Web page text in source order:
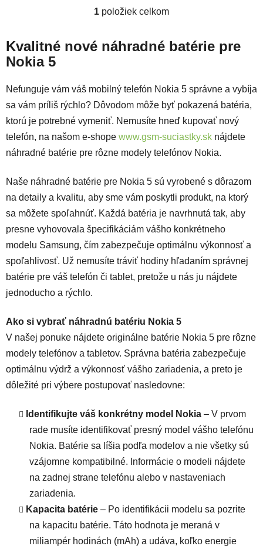
Ovládacie prvky výpisu
1 položiek celkom
Kvalitné nové náhradné batérie pre
Nokia 5
Nefunguje vám váš mobilný telefón Nokia 5 správne a vybíja
sa vám príliš rýchlo? Dôvodom môže byť pokazená batéria,
ktorú je potrebné vymeniť. Nemusíte hneď kupovať nový
telefón, na našom e-shope www.gsm-suciastky.sk nájdete
náhradné batérie pre rôzne modely telefónov Nokia.
Naše náhradné batérie pre Nokia 5 sú vyrobené s dôrazom
na detaily a kvalitu, aby sme vám poskytli produkt, na ktorý
sa môžete spoľahnúť. Každá batéria je navrhnutá tak, aby
presne vyhovovala špecifikáciám vášho konkrétneho
modelu Samsung, čím zabezpečuje optimálnu výkonnosť a
spoľahlivosť. Už nemusíte tráviť hodiny hľadaním správnej
batérie pre váš telefón či tablet, pretože u nás ju nájdete
jednoducho a rýchlo.
Ako si vybrať náhradnú batériu Nokia 5
V našej ponuke nájdete originálne batérie Nokia 5 pre rôzne
modely telefónov a tabletov. Správna batéria zabezpečuje
optimálnu výdrž a výkonnosť vášho zariadenia, a preto je
dôležité pri výbere postupovať nasledovne:
Identifikujte váš konkrétny model Nokia – V prvom
rade musíte identifikovať presný model vášho telefónu
Nokia. Batérie sa líšia podľa modelov a nie všetky sú
vzájomne kompatibilné. Informácie o modeli nájdete
na zadnej strane telefónu alebo v nastaveniach
zariadenia.
Kapacita batérie – Po identifikácii modelu sa pozrite
na kapacitu batérie. Táto hodnota je meraná v
miliampér hodinách (mAh) a udáva, koľko energie